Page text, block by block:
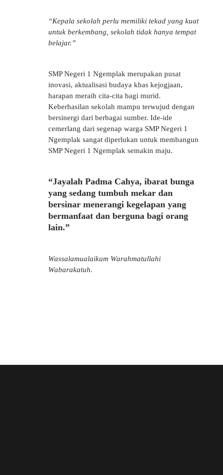
“Kepala sekolah perlu memiliki tekad yang kuat
untuk berkembang, sekolah tidak hanya tempat
belajar.”
SMP Negeri 1 Ngemplak merupakan pusat
inovasi, aktualisasi budaya khas kejogjaan,
harapan meraih cita-cita bagi murid.
Keberhasilan sekolah mampu terwujud dengan
bersinergi dari berbagai sumber. Ide-ide
cemerlang dari segenap warga SMP Negeri 1
Ngemplak sangat diperlukan untuk membangun
SMP Negeri 1 Ngemplak semakin maju.
“Jayalah Padma Cahya, ibarat bunga
yang sedang tumbuh mekar dan
bersinar menerangi kegelapan yang
bermanfaat dan berguna bagi orang
lain.”
Wassalamualaikum Warahmatullahi
Wabarakatuh.